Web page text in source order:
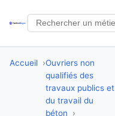
Accueil
Ouvriers non
qualifiés des
travaux publics et
du travail du
béton